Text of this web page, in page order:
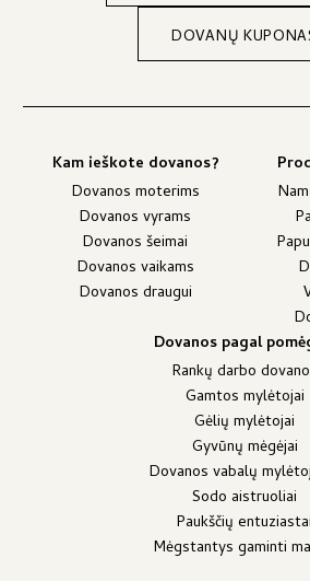
DOVANŲ
Kam ieškote dovanos?
Dovanos moterims
Dovanos vyrams
Dovanos šeimai
Dovanos vaikams
Dovanos draugui
Dovanos pagal
Rankų darbo
Gamtos mylėtojai
Gėlių mylėtojai
Gyvūnų mėgėjai
Dovanos vabalų
Sodo aistruoliai
Paukščių entuziastai
Mėgstantys gaminti